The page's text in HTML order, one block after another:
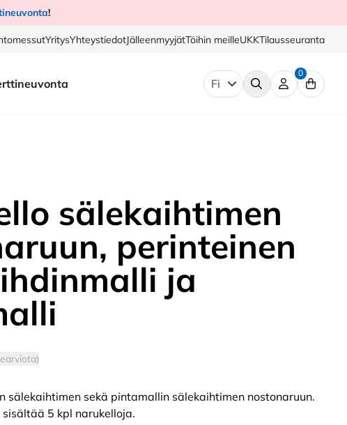
!
YritysYhteystiedotJälleenmyyjätTöihin meilleUKKTilausseuranta
Fi
0
sälekaihtimen
perinteinen
ja
sälekaihtimen sekä pintamallin sälekaihtimen nostonaruun.
5 kpl narukelloja.